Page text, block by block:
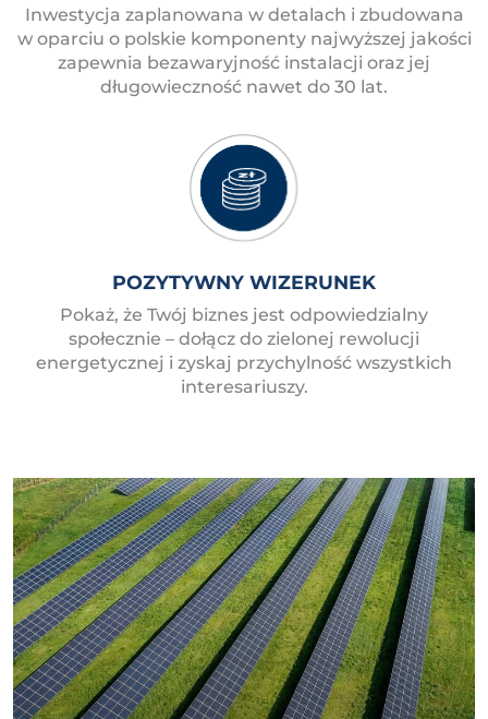
Inwestycja zaplanowana w detalach i zbudowana
w oparciu o polskie komponenty najwyższej jakości
zapewnia bezawaryjność instalacji oraz jej
długowieczność nawet do 30 lat.
POZYTYWNY WIZERUNEK
Pokaż, że Twój biznes jest odpowiedzialny
społecznie – dołącz do zielonej rewolucji
energetycznej i zyskaj przychylność wszystkich
interesariuszy.